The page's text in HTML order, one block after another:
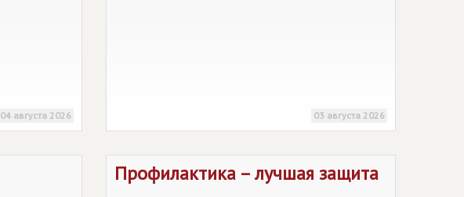
04 августа 2026 03 августа 2026
Профилактика – лучшая защита